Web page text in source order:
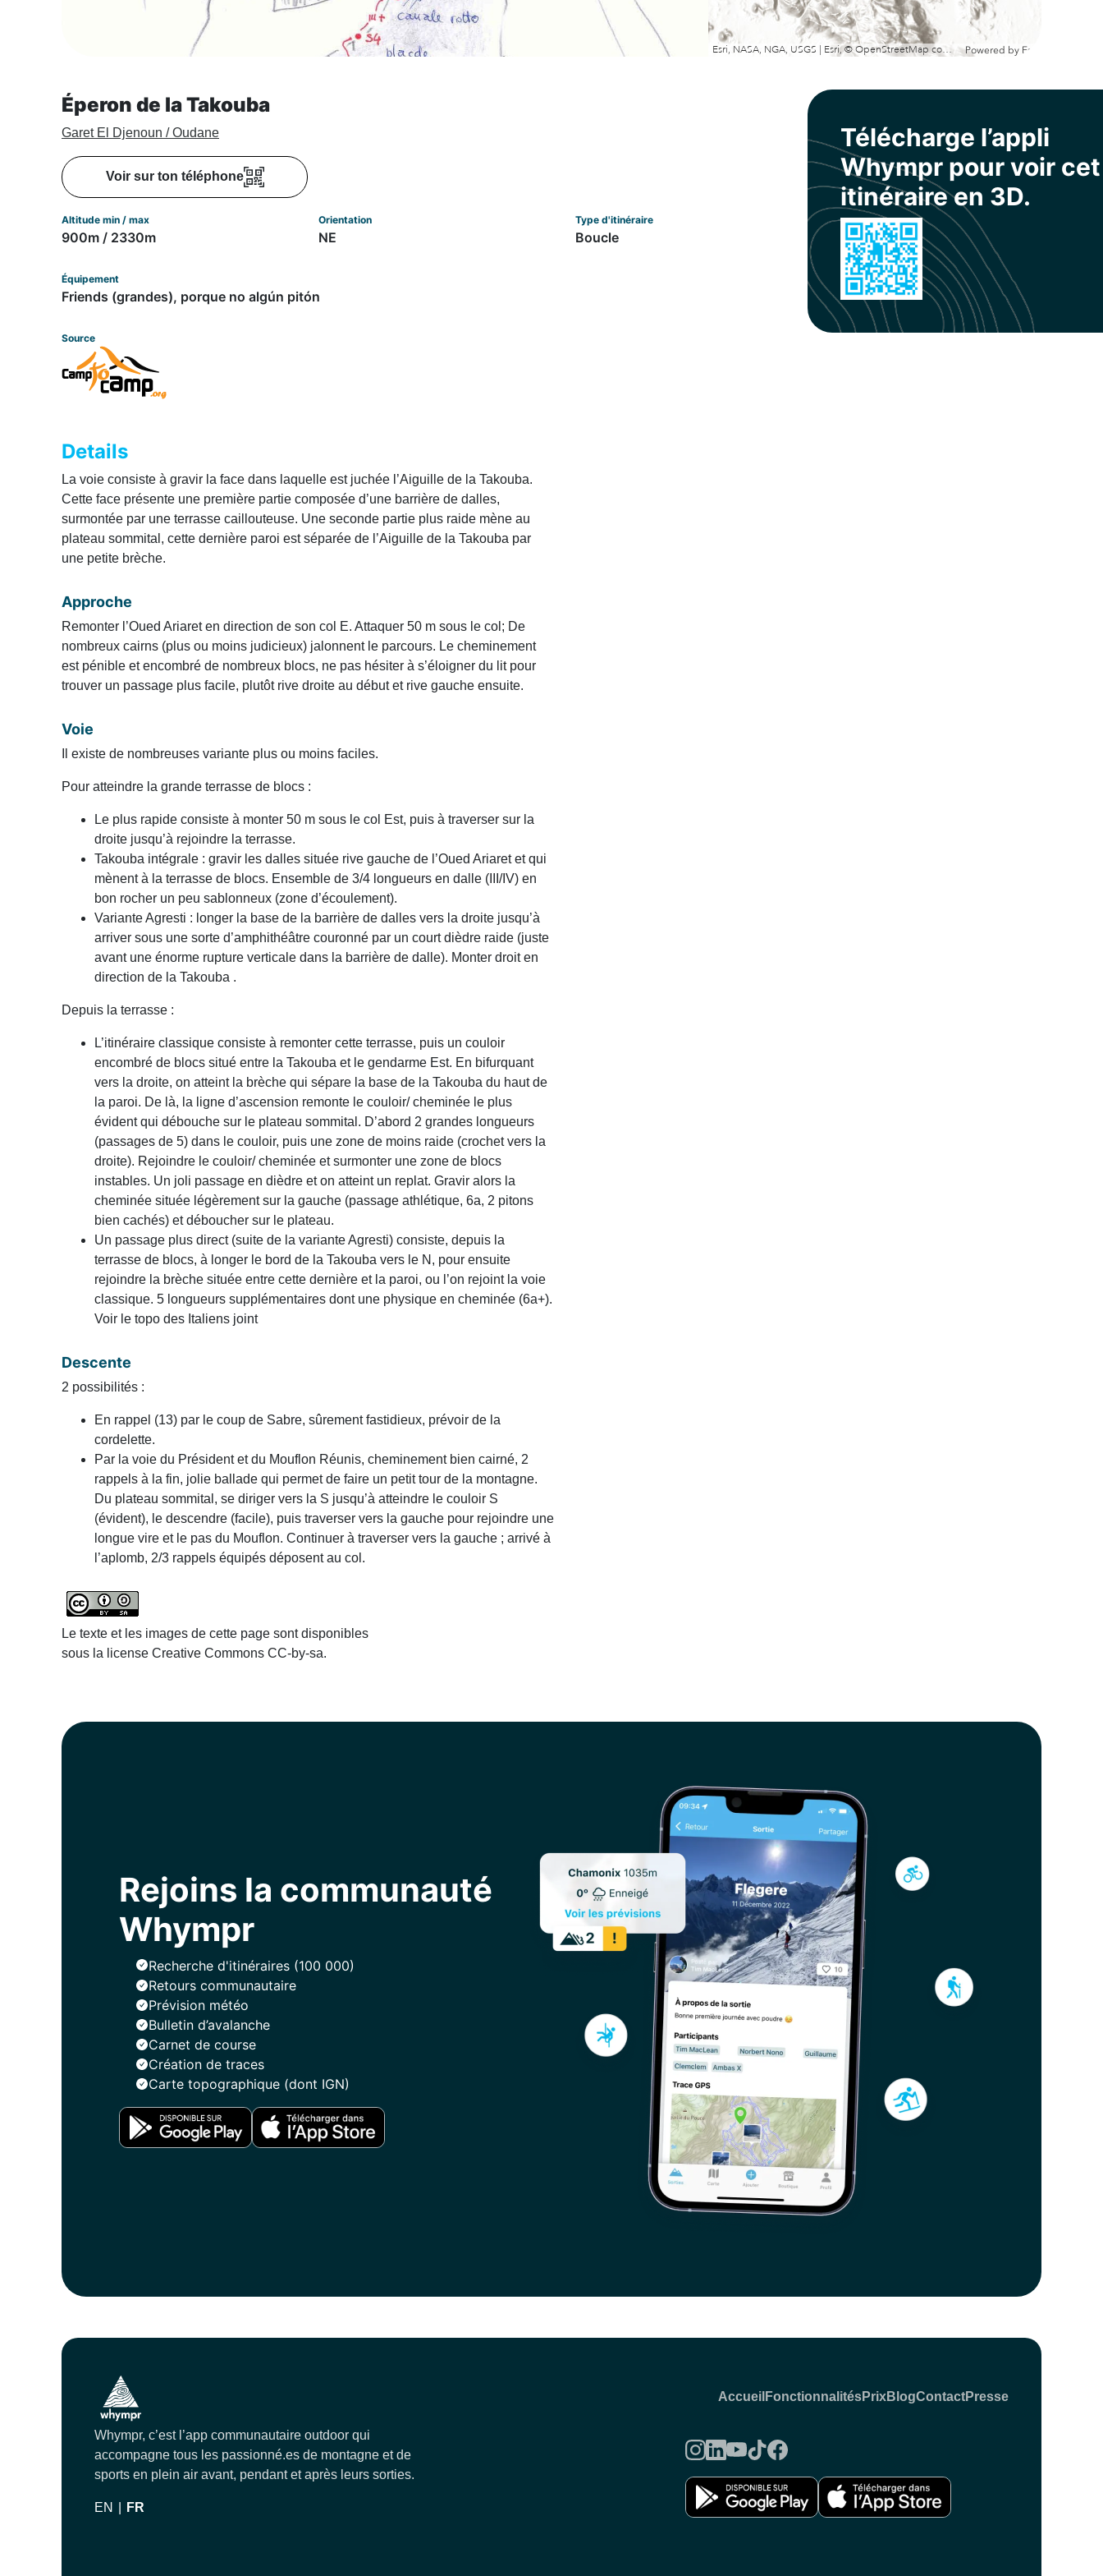
Esri, NASA, NGA, USGS | Esri, © OpenStreetMap contributors, TomTom, Garmin, METI/NASA, USGS Powered by Esri
Éperon de la Takouba
Garet El Djenoun / Oudane
Voir sur ton téléphone
Altitude min / max
900m / 2330m
Orientation
NE
Type d'itinéraire
Boucle
Équipement
Friends (grandes), porque no algún pitón
Source
Details
La voie consiste à gravir la face dans laquelle est juchée l’Aiguille de la Takouba.
Cette face présente une première partie composée d’une barrière de dalles,
surmontée par une terrasse caillouteuse. Une seconde partie plus raide mène au
plateau sommital, cette dernière paroi est séparée de l’Aiguille de la Takouba par
une petite brèche.
Approche
Remonter l’Oued Ariaret en direction de son col E. Attaquer 50 m sous le col; De
nombreux cairns (plus ou moins judicieux) jalonnent le parcours. Le cheminement
est pénible et encombré de nombreux blocs, ne pas hésiter à s’éloigner du lit pour
trouver un passage plus facile, plutôt rive droite au début et rive gauche ensuite.
Voie
Il existe de nombreuses variante plus ou moins faciles.
Pour atteindre la grande terrasse de blocs :
Le plus rapide consiste à monter 50 m sous le col Est, puis à traverser sur la
droite jusqu’à rejoindre la terrasse.
Takouba intégrale : gravir les dalles située rive gauche de l’Oued Ariaret et qui
mènent à la terrasse de blocs. Ensemble de 3/4 longueurs en dalle (III/IV) en
bon rocher un peu sablonneux (zone d’écoulement).
Variante Agresti : longer la base de la barrière de dalles vers la droite jusqu’à
arriver sous une sorte d’amphithéâtre couronné par un court dièdre raide (juste
avant une énorme rupture verticale dans la barrière de dalle). Monter droit en
direction de la Takouba .
Depuis la terrasse :
L’itinéraire classique consiste à remonter cette terrasse, puis un couloir
encombré de blocs situé entre la Takouba et le gendarme Est. En bifurquant
vers la droite, on atteint la brèche qui sépare la base de la Takouba du haut de
la paroi. De là, la ligne d’ascension remonte le couloir/ cheminée le plus
évident qui débouche sur le plateau sommital. D’abord 2 grandes longueurs
(passages de 5) dans le couloir, puis une zone de moins raide (crochet vers la
droite). Rejoindre le couloir/ cheminée et surmonter une zone de blocs
instables. Un joli passage en dièdre et on atteint un replat. Gravir alors la
cheminée située légèrement sur la gauche (passage athlétique, 6a, 2 pitons
bien cachés) et déboucher sur le plateau.
Un passage plus direct (suite de la variante Agresti) consiste, depuis la
terrasse de blocs, à longer le bord de la Takouba vers le N, pour ensuite
rejoindre la brèche située entre cette dernière et la paroi, ou l’on rejoint la voie
classique. 5 longueurs supplémentaires dont une physique en cheminée (6a+).
Voir le topo des Italiens joint
Descente
2 possibilités :
En rappel (13) par le coup de Sabre, sûrement fastidieux, prévoir de la
cordelette.
Par la voie du Président et du Mouflon Réunis, cheminement bien cairné, 2
rappels à la fin, jolie ballade qui permet de faire un petit tour de la montagne.
Du plateau sommital, se diriger vers la S jusqu’à atteindre le couloir S
(évident), le descendre (facile), puis traverser vers la gauche pour rejoindre une
longue vire et le pas du Mouflon. Continuer à traverser vers la gauche ; arrivé à
l’aplomb, 2/3 rappels équipés déposent au col.
Le texte et les images de cette page sont disponibles
sous la license Creative Commons CC-by-sa.
Télécharge l’appli
Whympr pour voir cet
itinéraire en 3D.
Rejoins la communauté
Whympr
Recherche d'itinéraires (100 000)
Retours communautaire
Prévision météo
Bulletin d’avalanche
Carnet de course
Création de traces
Carte topographique (dont IGN)
Whympr, c’est l’app communautaire outdoor qui
accompagne tous les passionné.es de montagne et de
sports en plein air avant, pendant et après leurs sorties.
EN FR
Accueil FonctionnalitésPrixBlogContactPresse